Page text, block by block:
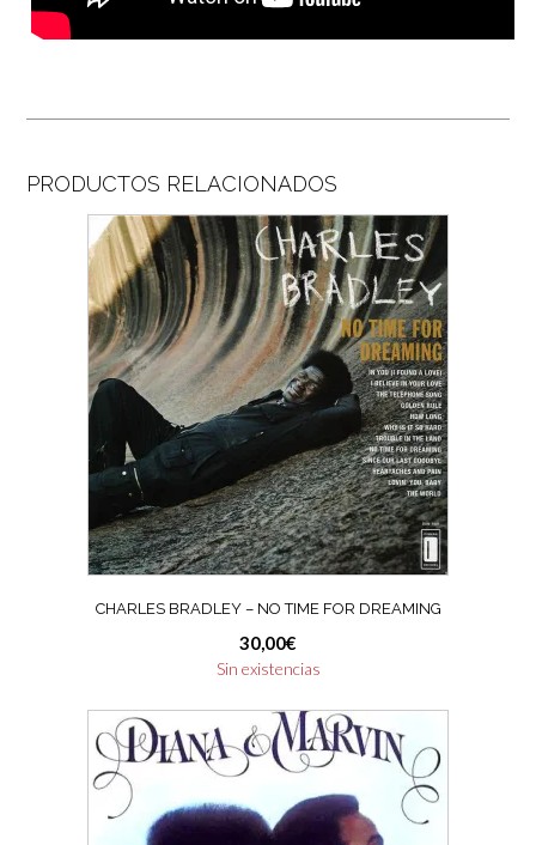
PRODUCTOS RELACIONADOS
CHARLES BRADLEY – NO TIME FOR DREAMING
30,00€
Sin existencias